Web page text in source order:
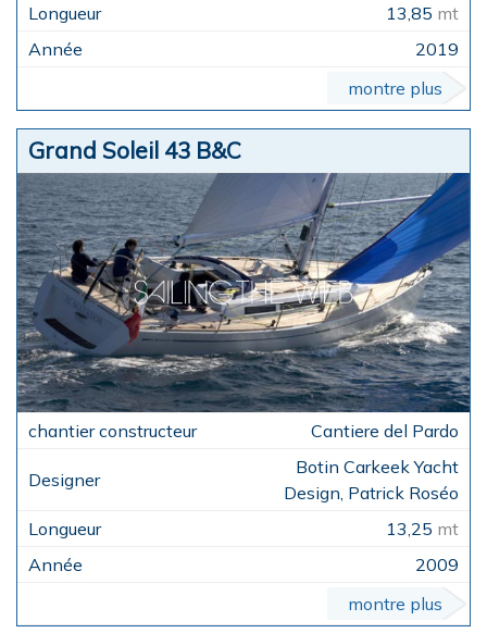
13,85 mt
2019
montre plus
Grand Soleil 43 B&C
Cantiere del Pardo
Botin Carkeek Yacht
Design, Patrick Roséo
13,25 mt
2009
montre plus